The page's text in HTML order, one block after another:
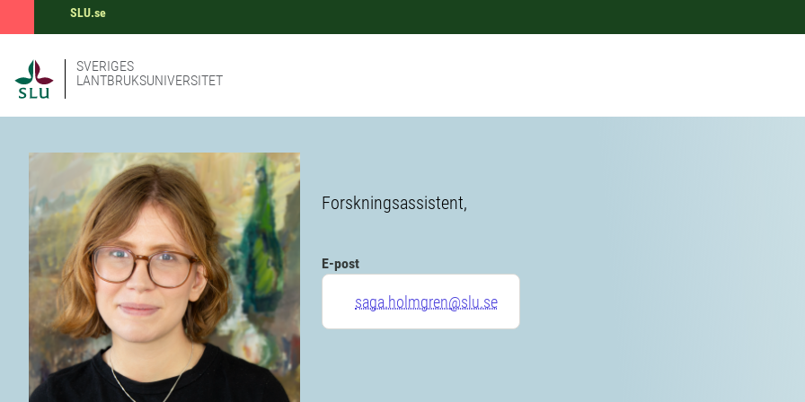
SLU.se
SVERIGES
LANTBRUKSUNIVERSITET
Forskningsassistent,
E-post
saga.holmgren@slu.se